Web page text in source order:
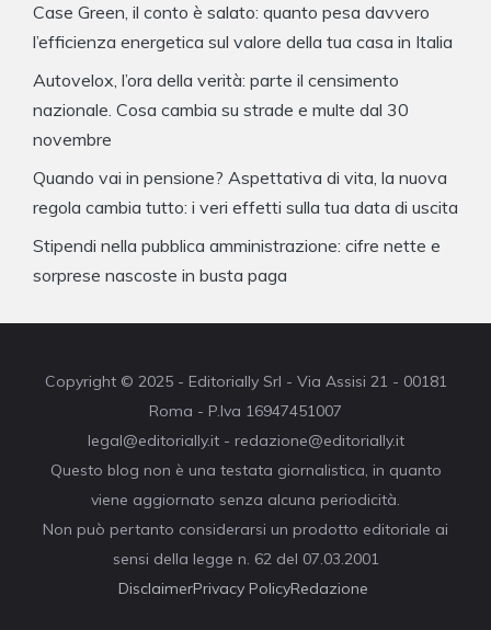
Case Green, il conto è salato: quanto pesa davvero
l’efficienza energetica sul valore della tua casa in Italia
Autovelox, l’ora della verità: parte il censimento
nazionale. Cosa cambia su strade e multe dal 30
novembre
Quando vai in pensione? Aspettativa di vita, la nuova
regola cambia tutto: i veri effetti sulla tua data di uscita
Stipendi nella pubblica amministrazione: cifre nette e
sorprese nascoste in busta paga
Copyright © 2025 - Editorially Srl - Via Assisi 21 - 00181
Roma - P.Iva 16947451007
legal@editorially.it - redazione@editorially.it
Questo blog non è una testata giornalistica, in quanto
viene aggiornato senza alcuna periodicità.
Non può pertanto considerarsi un prodotto editoriale ai
sensi della legge n. 62 del 07.03.2001
DisclaimerPrivacy PolicyRedazione